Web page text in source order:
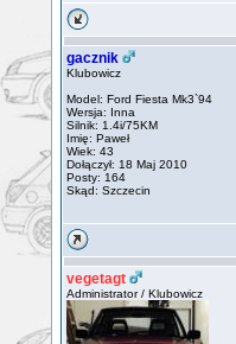
gacznik
Klubowicz
Model: Ford Fiesta Mk3`94
Wersja: Inna
Silnik: 1.4i/75KM
Imię: Paweł
Wiek: 43
Dołączył: 18 Maj 2010
Posty: 164
Skąd: Szczecin
vegetagt
Administrator / Klubowicz